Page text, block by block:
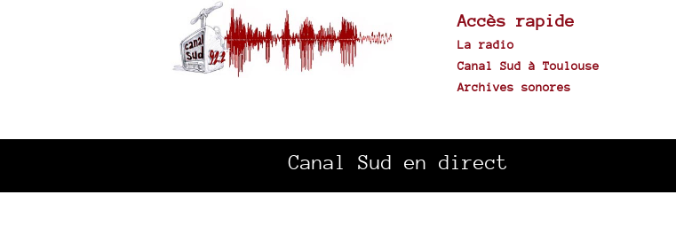
Accès rapide
La radio
Canal Sud à Toulouse
Archives sonores
Canal Sud en direct